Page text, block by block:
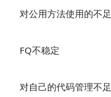
对公用方法使用的不足
FQ不稳定
对自己的代码管理不足